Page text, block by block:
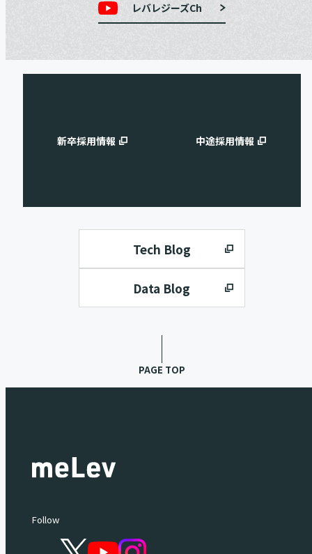
レバレジーズCh
新卒採用情報 中途採用情報
Tech Blog
Data Blog
PAGE TOP
Follow